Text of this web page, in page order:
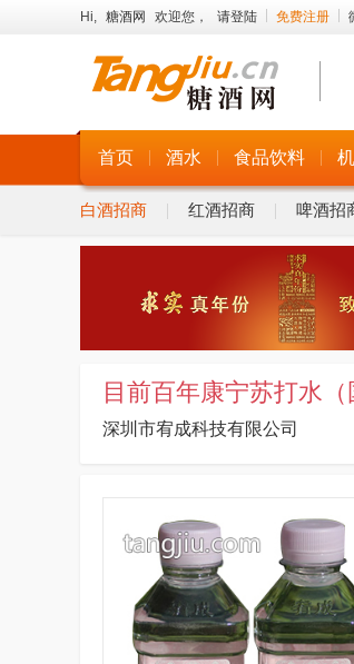
Hi, 糖酒网 欢迎您， 请登陆 免费注册
首页 酒水 食品饮料
白酒招商 红酒招商 啤酒招
目前百年康宁苏打水
深圳市宥成科技有限公司